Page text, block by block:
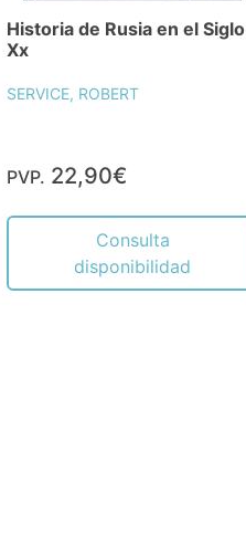
Historia de Rusia en el Siglo
Xx
SERVICE, ROBERT
PVP. 22,90€
Consulta
disponibilidad